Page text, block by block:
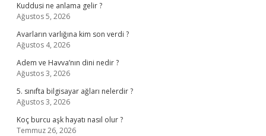
Kuddusi ne anlama gelir ?
Ağustos 5, 2026
Avarların varlığına kim son verdi ?
Ağustos 4, 2026
Adem ve Havva’nın dini nedir ?
Ağustos 3, 2026
5. sınıfta bilgisayar ağları nelerdir ?
Ağustos 3, 2026
Koç burcu aşk hayatı nasıl olur ?
Temmuz 26, 2026